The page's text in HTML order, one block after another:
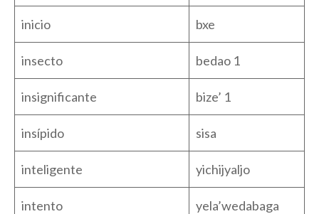
inicio bxe
insecto bedao 1
insignificante bize’ 1
insípido sisa
inteligente yichijyaljo
intento yela’wedabaga